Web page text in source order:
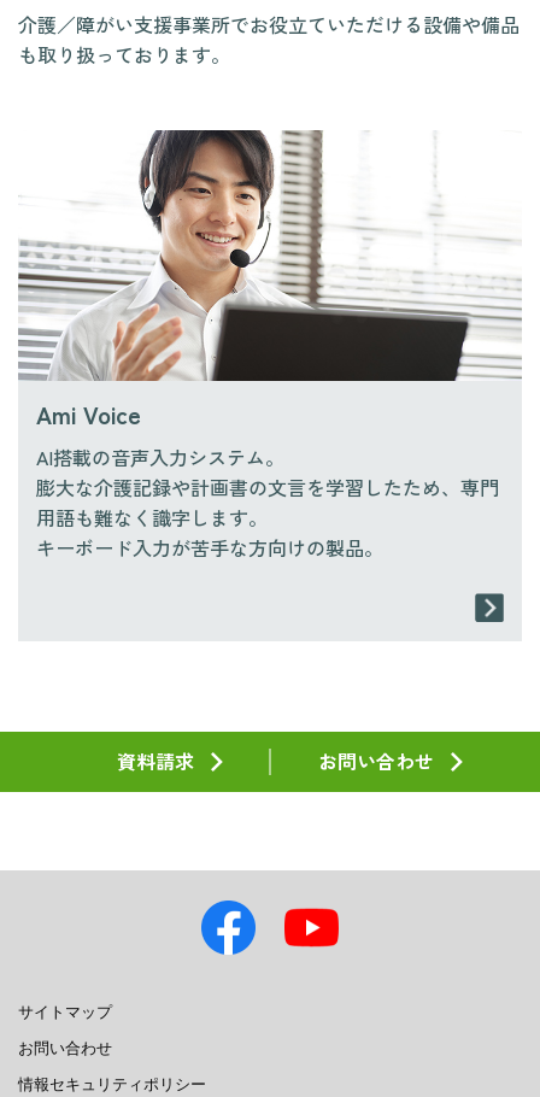
介護／障がい支援事業所でお役立ていただける設備や備品
も取り扱っております。
Ami Voice
AI搭載の音声入力システム。
膨大な介護記録や計画書の文言を学習したため、専門
用語も難なく識字します。
キーボード入力が苦手な方向けの製品。
資料請求 お問い合わせ
サイトマップ
お問い合わせ
情報セキュリティポリシー